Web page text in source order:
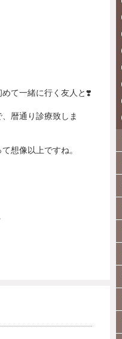
て一緒に行く友人と ❣️
暦通り診療致しま
想像以上ですね。